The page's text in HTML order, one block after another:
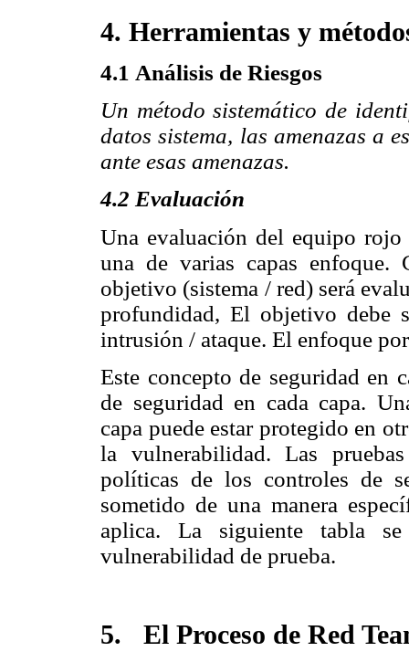
4. Herramientas y
4.1 Análisis de Riesgos
Un método sistemático de
datos sistema, las amenazas a
ante esas amenazas.
4.2 Evaluación
Una evaluación del equipo rojo
una de varias capas enfoque.
objetivo (sistema / red) será
profundidad, El objetivo debe
intrusión / ataque. El enfoque
Este concepto de seguridad en
de seguridad en cada capa.
capa puede estar protegido en
la vulnerabilidad. Las
políticas de los controles de
sometido de una manera
aplica. La siguiente tabla
vulnerabilidad de prueba.
5. El Proceso de Red